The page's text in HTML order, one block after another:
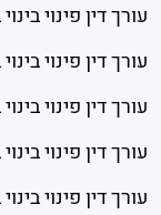
עורך דין פינוי
עורך דין פינוי
עורך דין פינוי
עורך דין פינוי
עורך דין פינוי